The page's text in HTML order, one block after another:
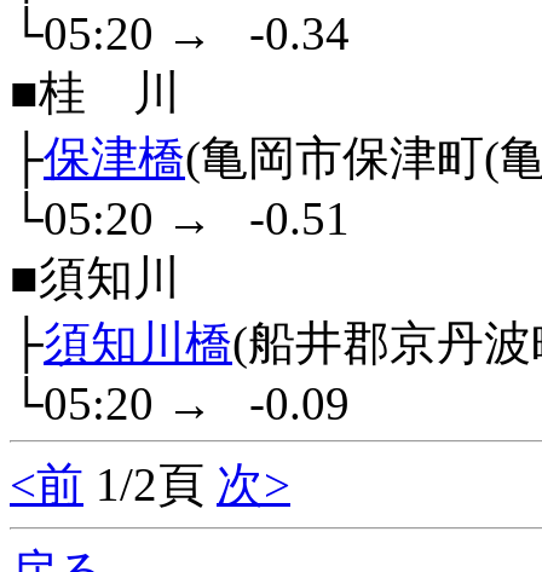
└05:20 →
-0.34
■桂 川
├保津橋(亀岡市保津町(
└05:20 →
-0.51
■須知川
├須知川橋(船井郡京丹
└05:20 →
-0.09
<前 1/2頁 次>